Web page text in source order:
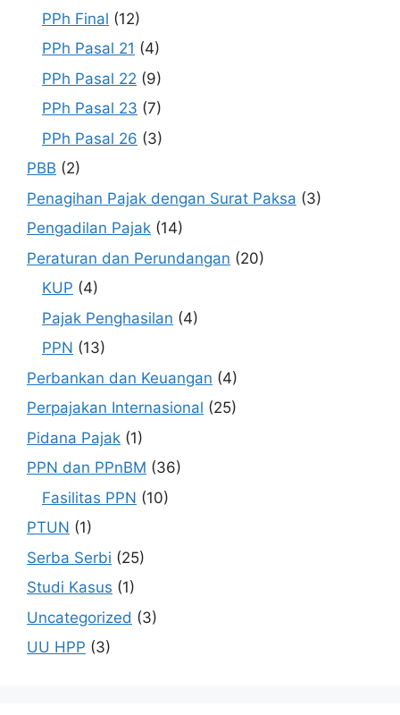
PPh Final (12)
PPh Pasal 21 (4)
PPh Pasal 22 (9)
PPh Pasal 23 (7)
PPh Pasal 26 (3)
PBB (2)
Penagihan Pajak dengan Surat Paksa (3)
Pengadilan Pajak (14)
Peraturan dan Perundangan (20)
KUP (4)
Pajak Penghasilan (4)
PPN (13)
Perbankan dan Keuangan (4)
Perpajakan Internasional (25)
Pidana Pajak (1)
PPN dan PPnBM (36)
Fasilitas PPN (10)
PTUN (1)
Serba Serbi (25)
Studi Kasus (1)
Uncategorized (3)
UU HPP (3)